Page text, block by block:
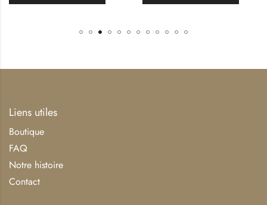
Liens utiles
Boutique
FAQ
Notre histoire
Contact